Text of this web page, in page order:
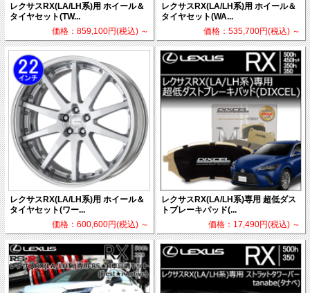
レクサスRX(LA/LH系)用 ホイール＆
タイヤセット(TW...
価格：859,100円(税込) ～
レクサスRX(LA/LH系)用 ホイール＆
タイヤセット(WA...
価格：535,700円(税込) ～
レクサスRX(LA/LH系)用 ホイール＆
タイヤセット(ワー...
価格：600,600円(税込) ～
レクサスRX(LA/LH系)専用 超低ダス
トブレーキパッド(...
価格：17,490円(税込) ～